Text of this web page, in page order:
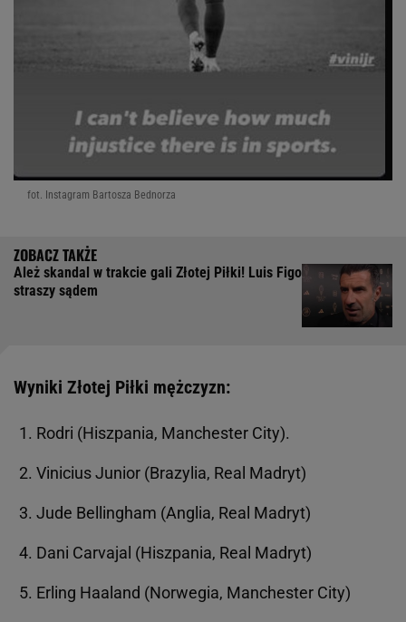
fot. Instagram Bartosza Bednorza
Ależ skandal w trakcie gali Złotej Piłki! Luis Figo
straszy sądem
Wyniki Złotej Piłki mężczyzn:
Rodri (Hiszpania, Manchester City).
Vinicius Junior (Brazylia, Real Madryt)
Jude Bellingham (Anglia, Real Madryt)
Dani Carvajal (Hiszpania, Real Madryt)
Erling Haaland (Norwegia, Manchester City)